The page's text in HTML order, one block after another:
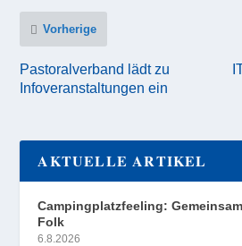
Vorherige
Pastoralverband lädt zu
Infoveranstaltungen ein
AKTUELLE ARTIKEL
Campingplatzfeeling:
Folk
6.8.2026